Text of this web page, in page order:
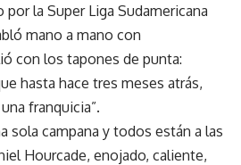
la Super Liga Sudamericana
mano a mano con
con los tapones de punta:
hasta hace tres meses atrás,
franquicia”.
sola campana y todos están a las
Hourcade, enojado, caliente,